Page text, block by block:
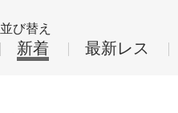
並び替え
新着 最新レス